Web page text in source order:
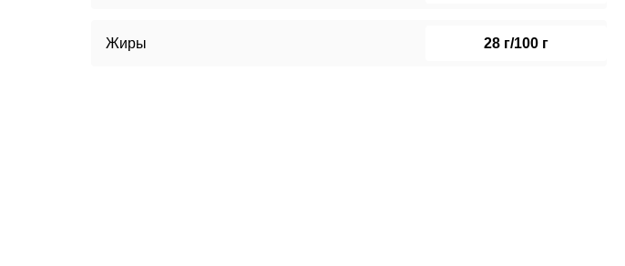
Жиры 28 г/100 г